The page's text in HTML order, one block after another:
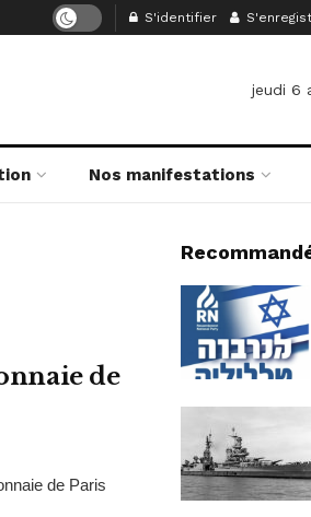
S'identifier
jeudi 6
Nos manifestations
de
de Paris